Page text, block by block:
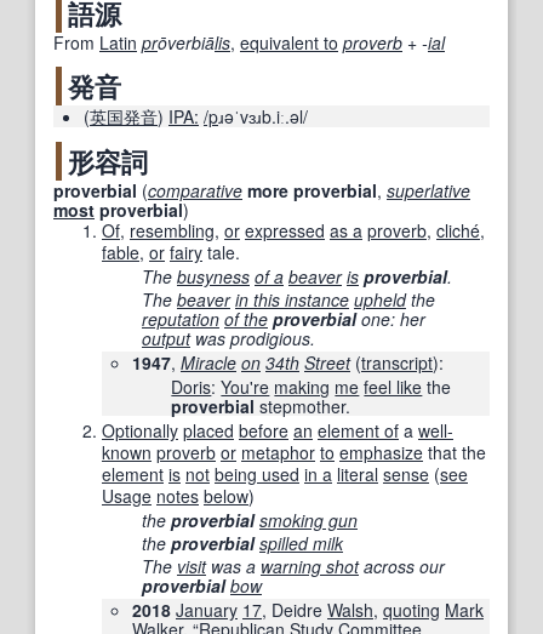
語源
From Latin prōverbiālis, equivalent to proverb +‎ -ial
発音
(英国発音) IPA: /pɹəˈvɜɹb.iː.əl/
形容詞
proverbial (comparative more proverbial, superlative
most proverbial)
Of, resembling, or expressed as a proverb, cliché,
fable, or fairy tale.
The busyness of a beaver is proverbial.
The beaver in this instance upheldthe
reputation of the proverbialone: her
outputwas prodigious.
1947, Miracle on 34th Street(transcript):
Doris:You're making me feel like the
proverbial stepmother.
Optionally placed before an element of a well-
known proverb or metaphor to emphasize that the
element is not being used in a literal sense (see
Usage notes below)
the proverbial smoking gun
the proverbial spilled milk
The visitwas a warning shotacross our
proverbial bow
2018 January 17, Deidre Walsh, quoting Mark
Walker, “Republican Study Committee